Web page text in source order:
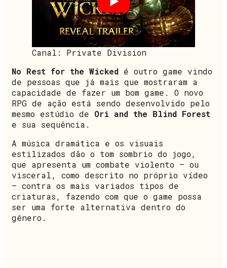
Canal: Private Division
No Rest for the Wicked é outro game vindo
de pessoas que já mais que mostraram a
capacidade de fazer um bom game. O novo
RPG de ação está sendo desenvolvido pelo
mesmo estúdio de Ori and the Blind Forest
e sua sequência.
A música dramática e os visuais
estilizados dão o tom sombrio do jogo,
que apresenta um combate violento – ou
visceral, como descrito no próprio vídeo
– contra os mais variados tipos de
criaturas, fazendo com que o game possa
ser uma forte alternativa dentro do
gênero.